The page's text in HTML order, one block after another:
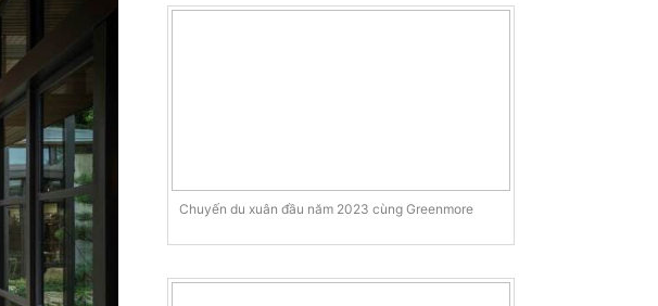
Chuyến du xuân đầu năm 2023 cùng Greenmore